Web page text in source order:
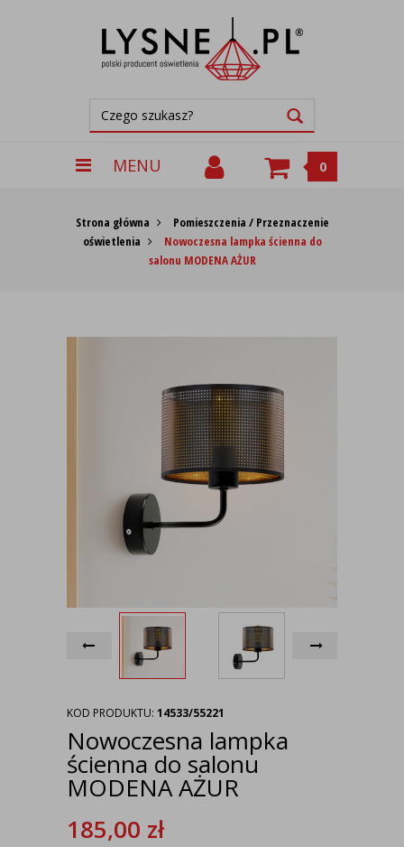
MENU 0
Strona główna
Pomieszczenia / Przeznaczenie
oświetlenia
Nowoczesna lampka ścienna do
salonu MODENA AŻUR
KOD PRODUKTU: 14533/55221
Nowoczesna lampka
ścienna do salonu
MODENA AŻUR
185,00 zł